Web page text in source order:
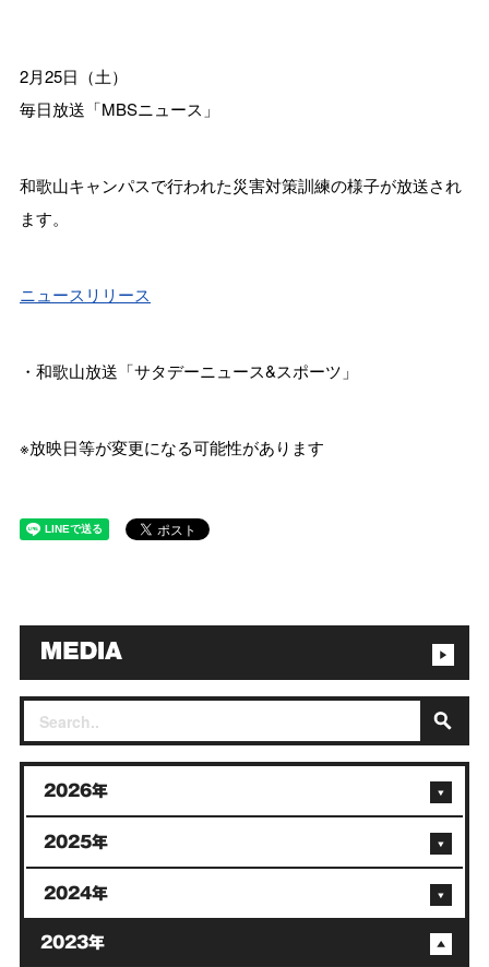
2月25日（土）
毎日放送「MBSニュース」
和歌山キャンパスで行われた災害対策訓練の様子が放送され
ます。
ニュースリリース
・和歌山放送「サタデーニュース&スポーツ」
※放映日等が変更になる可能性があります
2026年
2025年
2024年
2023年